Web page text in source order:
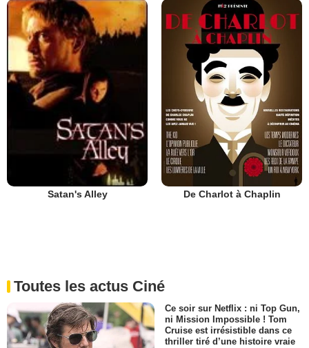
Satan's Alley De Charlot à Chaplin
Toutes les actus Ciné
Ce soir sur Netflix : ni Top Gun,
ni Mission Impossible ! Tom
Cruise est irrésistible dans ce
thriller tiré d’une histoire vraie